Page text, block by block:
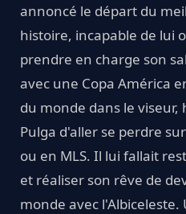
annoncé le départ du
histoire, incapable de lui
prendre en charge son
avec une Copa América
du monde dans le
Pulga d'aller se perdre
ou en MLS. Il lui fallait
et réaliser son rêve de
monde avec